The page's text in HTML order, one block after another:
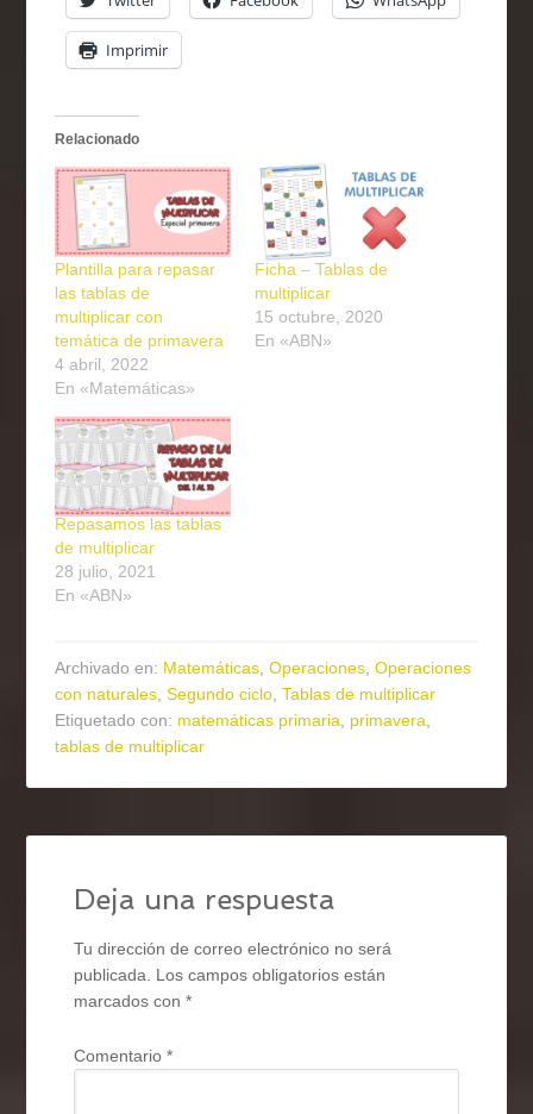
Imprimir
Relacionado
Plantilla para repasar
las tablas de
multiplicar con
temática de primavera
4 abril, 2022
En «Matemáticas»
Ficha – Tablas de
multiplicar
15 octubre, 2020
En «ABN»
Repasamos las tablas
de multiplicar
28 julio, 2021
En «ABN»
Archivado en: Matemáticas,Operaciones,Operaciones
con naturales,Segundo ciclo,Tablas de multiplicar
Etiquetado con: matemáticas primaria, primavera,
tablas de multiplicar
Deja una respuesta
Tu dirección de correo electrónico no será
publicada. Los campos obligatorios están
marcados con*
Comentario*